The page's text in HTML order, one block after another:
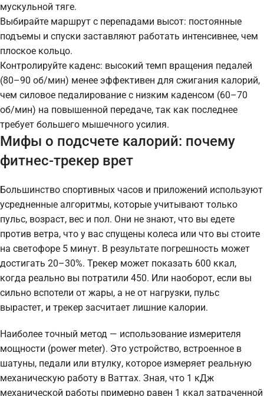
мускульной тяге.
Выбирайте маршрут с перепадами высот: постоянные
подъемы и спуски заставляют работать интенсивнее, чем
плоское кольцо.
Контролируйте каденс: высокий темп вращения педалей
(80–90 об/мин) менее эффективен для сжигания калорий,
чем силовое педалирование с низким каденсом (60–70
об/мин) на повышенной передаче, так как последнее
требует большего мышечного усилия.
Мифы о подсчете калорий: почему
фитнес-трекер врет
Большинство спортивных часов и приложений используют
усредненные алгоритмы, которые учитывают только
пульс, возраст, вес и пол. Они не знают, что вы едете
против ветра, что у вас спущены колеса или что вы стоите
на светофоре 5 минут. В результате погрешность может
достигать 20–30%. Трекер может показать 600 ккал,
когда реально вы потратили 450. Или наоборот, если вы
сильно вспотели от жары, а не от нагрузки, пульс
вырастет, и трекер засчитает лишние калории.
Наиболее точный метод — использование измерителя
мощности (power meter). Это устройство, встроенное в
шатуны, педали или втулку, которое измеряет реальную
механическую работу в Ваттах. Зная, что 1 кДж
механической работы примерно равен 1 ккал затраченной